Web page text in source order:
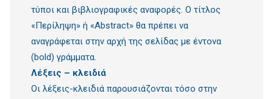
τύποι και βιβλιογραφικές αναφορές. Ο τίτλος
«Περίληψη» ή «Abstract» θα πρέπει να
αναγράφεται στην αρχή της σελίδας με έντονα
(bold) γράμματα.
Λέξεις – κλειδιά
Οι λέξεις-κλειδιά παρουσιάζονται τόσο στην